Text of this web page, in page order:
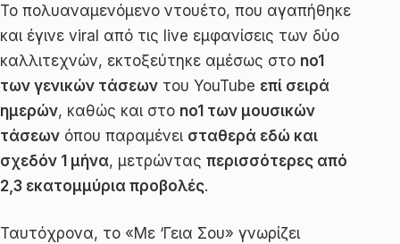
Το πολυαναμενόμενο ντουέτο, που αγαπήθηκε
και έγινε viral από τις live εμφανίσεις των δύο
καλλιτεχνών, εκτοξεύτηκε αμέσως στο no1
των γενικών τάσεων του YouTube επί σειρά
ημερών, καθώς και στο no1 των μουσικών
τάσεων όπου παραμένει σταθερά εδώ και
σχεδόν 1 μήνα, μετρώντας περισσότερες από
2,3 εκατομμύρια προβολές.
Ταυτόχρονα, το «Με ‘Γεια Σου» γνωρίζει